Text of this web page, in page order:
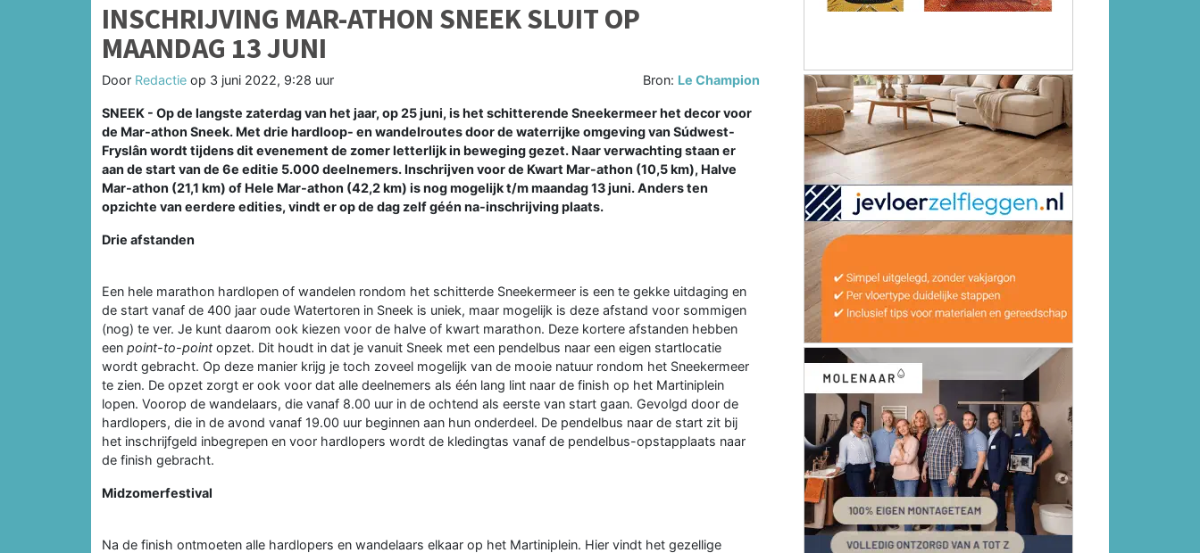
INSCHRIJVING MAR-ATHON SNEEK SLUIT OP
MAANDAG 13 JUNI
Door Redactie op 3 juni 2022, 9:28 uur Bron: Le Champion
SNEEK - Op de langste zaterdag van het jaar, op 25 juni, is het schitterende Sneekermeer het decor voor
de Mar-athon Sneek. Met drie hardloop- en wandelroutes door de waterrijke omgeving van Súdwest-
Fryslân wordt tijdens dit evenement de zomer letterlijk in beweging gezet. Naar verwachting staan er
aan de start van de 6e editie 5.000 deelnemers. Inschrijven voor de Kwart Mar-athon (10,5 km), Halve
Mar-athon (21,1 km) of Hele Mar-athon (42,2 km) is nog mogelijk t/m maandag 13 juni. Anders ten
opzichte van eerdere edities, vindt er op de dag zelf géén na-inschrijving plaats.
Drie afstanden
Een hele marathon hardlopen of wandelen rondom het schitterde Sneekermeer is een te gekke uitdaging en
de start vanaf de 400 jaar oude Watertoren in Sneek is uniek, maar mogelijk is deze afstand voor sommigen
(nog) te ver. Je kunt daarom ook kiezen voor de halve of kwart marathon. Deze kortere afstanden hebben
een point-to-point opzet. Dit houdt in dat je vanuit Sneek met een pendelbus naar een eigen startlocatie
wordt gebracht. Op deze manier krijg je toch zoveel mogelijk van de mooie natuur rondom het Sneekermeer
te zien. De opzet zorgt er ook voor dat alle deelnemers als één lang lint naar de finish op het Martiniplein
lopen. Voorop de wandelaars, die vanaf 8.00 uur in de ochtend als eerste van start gaan. Gevolgd door de
hardlopers, die in de avond vanaf 19.00 uur beginnen aan hun onderdeel. De pendelbus naar de start zit bij
het inschrijfgeld inbegrepen en voor hardlopers wordt de kledingtas vanaf de pendelbus-opstapplaats naar
de finish gebracht.
Midzomerfestival
Na de finish ontmoeten alle hardlopers en wandelaars elkaar op het Martiniplein. Hier vindt het gezellige